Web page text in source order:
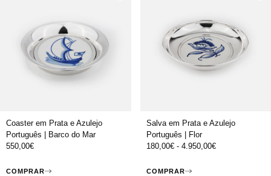
Coaster em Prata e Azulejo
Português | Barco do Mar
550,00€
COMPRAR
Salva em Prata e Azulejo
Português | Flor
180,00€- 4.950,00€
COMPRAR